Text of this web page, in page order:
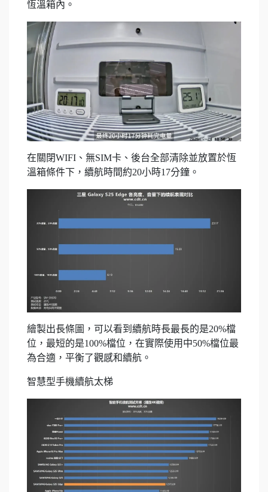
恆溫箱內。
在關閉WIFI、無SIM卡、後台全部清除並放置於恆
溫箱條件下，續航時間約20小時17分鐘。
繪製出長條圖，可以看到續航時長最長的是20%檔
位，最短的是100%檔位，在實際使用中50%檔位最
為合適，平衡了觀感和續航。
智慧型手機續航太梯